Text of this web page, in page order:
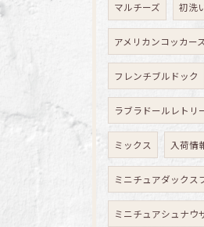
マルチーズ 初洗
アメリカンコッカー
フレンチブルドック
ラブラドールレトリ
ミックス 入荷情
ミニチュアダックス
ミニチュアシュナウ